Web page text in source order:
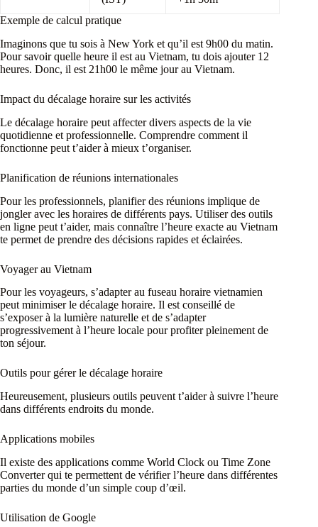
Exemple de calcul pratique
Imaginons que tu sois à New York et qu’il est 9h00 du matin.
Pour savoir quelle heure il est au Vietnam, tu dois ajouter 12
heures. Donc, il est 21h00 le même jour au Vietnam.
Impact du décalage horaire sur les activités
Le décalage horaire peut affecter divers aspects de la vie
quotidienne et professionnelle. Comprendre comment il
fonctionne peut t’aider à mieux t’organiser.
Planification de réunions internationales
Pour les professionnels, planifier des réunions implique de
jongler avec les horaires de différents pays. Utiliser des outils
en ligne peut t’aider, mais connaître l’heure exacte au Vietnam
te permet de prendre des décisions rapides et éclairées.
Voyager au Vietnam
Pour les voyageurs, s’adapter au fuseau horaire vietnamien
peut minimiser le décalage horaire. Il est conseillé de
s’exposer à la lumière naturelle et de s’adapter
progressivement à l’heure locale pour profiter pleinement de
ton séjour.
Outils pour gérer le décalage horaire
Heureusement, plusieurs outils peuvent t’aider à suivre l’heure
dans différents endroits du monde.
Applications mobiles
Il existe des applications comme World Clock ou Time Zone
Converter qui te permettent de vérifier l’heure dans différentes
parties du monde d’un simple coup d’œil.
Utilisation de Google